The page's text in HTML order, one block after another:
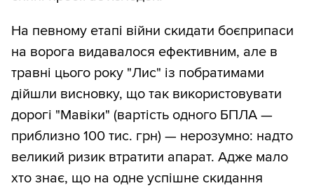
На певному етапі війни скидати боєприпаси
на ворога видавалося ефективним, але в
травні цього року "Лис" із побратимами
дійшли висновку, що так використовувати
дорогі "Мавіки" (вартість одного БПЛА —
приблизно 100 тис. грн) — нерозумно: надто
великий ризик втратити апарат. Адже мало
хто знає, що на одне успішне скидання